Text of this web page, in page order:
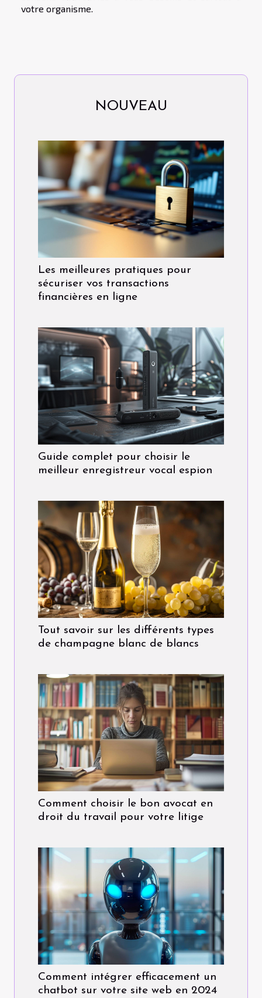
votre organisme.
NOUVEAU
Les meilleures pratiques pour
sécuriser vos transactions
financières en ligne
Guide complet pour choisir le
meilleur enregistreur vocal espion
Tout savoir sur les différents types
de champagne blanc de blancs
Comment choisir le bon avocat en
droit du travail pour votre litige
Comment intégrer efficacement un
chatbot sur votre site web en 2024